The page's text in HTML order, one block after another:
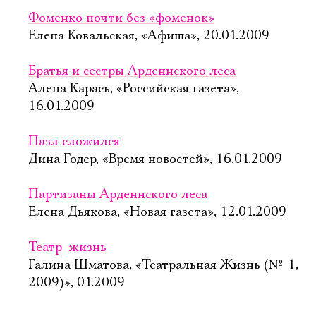
Фоменко почти без «фоменок»
Елена Ковальская, «Афиша», 20.01.2009
Братья и сестры Арденнского леса
Алена Карась, «Российская газета»,
16.01.2009
Пазл сложился
Дина Годер, «Время новостей», 16.01.2009
Партизаны Арденнского леса
Елена Дьякова, «Новая газета», 12.01.2009
Театр  жизнь
Галина Шматова, «Театральная Жизнь (№ 1,
2009)», 01.2009